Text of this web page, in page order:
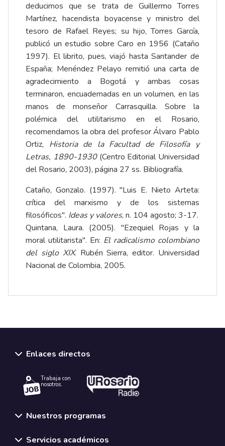
deducimos que se trata de Guillermo Torres
Martínez, hacendista boyacense y ministro del
tesoro de Rafael Reyes; su hijo, Torres García,
publicó un estudio sobre Caro en 1956 (Cataño
1997). El librito, pues, viajó hasta Santander de
España; Menéndez Pelayo remitió una carta de
agradecimiento a Bogotá y ambas cosas
terminaron, encuadernadas en un volumen, en las
manos de monseñor Carrasquilla. Sobre la
polémica del utilitarismo en el Rosario,
recomendamos la obra del profesor Álvaro Pablo
Ortiz, Historia de la Facultad de Filosofía y
Letras, 1890-1930(Centro Editorial Universidad
del Rosario, 2003), página 27 ss. Bibliografía.
Cataño, Gonzalo. (1997). "Luis E. Nieto Arteta:
crítica del marxismo y de los sistemas
filosóficos". Ideas y valores, n. 104 agosto; 3-17.
Quintana, Laura. (2005). "Ezequiel Rojas y la
moral utilitarista". En: El radicalismo colombiano
del siglo XIX. Rubén Sierra, editor. Universidad
Nacional de Colombia, 2005.
Enlaces directos
Trabaja con
nosotros.
Nuestros programas
Servicios académicos